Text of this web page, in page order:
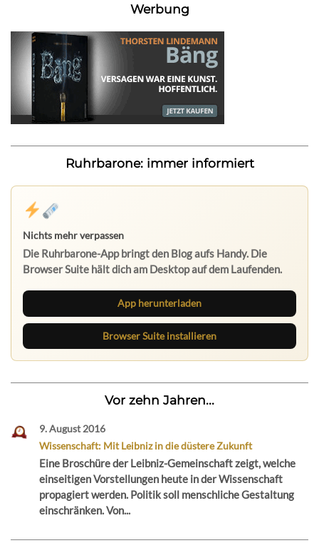
Werbung
Ruhrbarone: immer informiert
Nichts mehr verpassen
Die Ruhrbarone-App bringt den Blog aufs Handy. Die
Browser Suite hält dich am Desktop auf dem Laufenden.
App herunterladen
Browser Suite installieren
Vor zehn Jahren...
9. August 2016
Wissenschaft: Mit Leibniz in die düstere Zukunft
Eine Broschüre der Leibniz-Gemeinschaft zeigt, welche
einseitigen Vorstellungen heute in der Wissenschaft
propagiert werden. Politik soll menschliche Gestaltung
einschränken. Von...